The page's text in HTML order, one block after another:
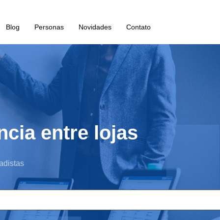
Blog Personas Novidades Contato
entre lojas